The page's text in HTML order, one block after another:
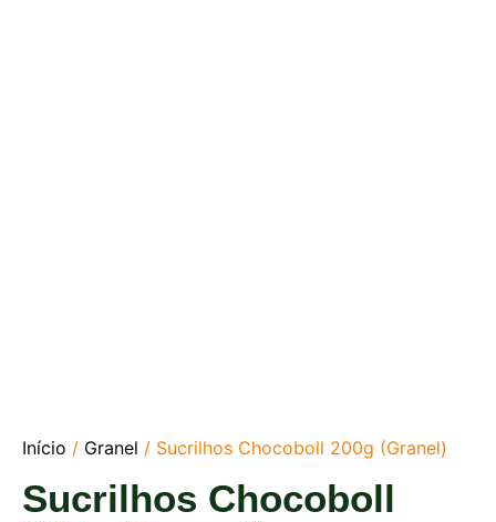
Início / Granel / Sucrilhos Chocoboll 200g (Granel)
Sucrilhos Chocoboll